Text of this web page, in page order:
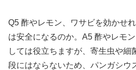
Q5 酢やレモン、ワサビを効かせ
は安全になるのか。A5 酢やレモ
しては役立ちますが、寄生虫や細
段にはならないため、パンガシウ